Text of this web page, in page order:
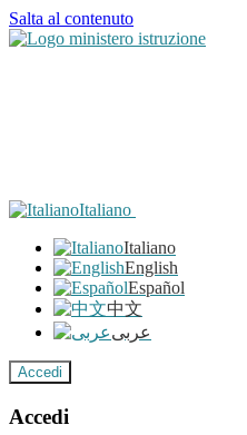
Salta al contenuto
Italiano
Italiano
English
Español
中文
عربى
Accedi
Accedi